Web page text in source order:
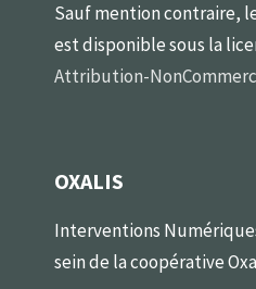
Sauf mention contraire,
est disponible sous la
Attribution-
OXALIS
Interventions
sein de la coopérative